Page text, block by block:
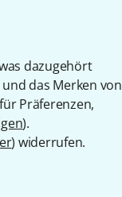
dazugehört
das Merken von
Präferenzen,
).
) widerrufen.